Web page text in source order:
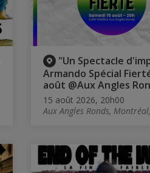
"Un Spectacle
Armando Spécial
août @Aux Angles
15 août 2026, 20h00
Aux Angles Ronds,